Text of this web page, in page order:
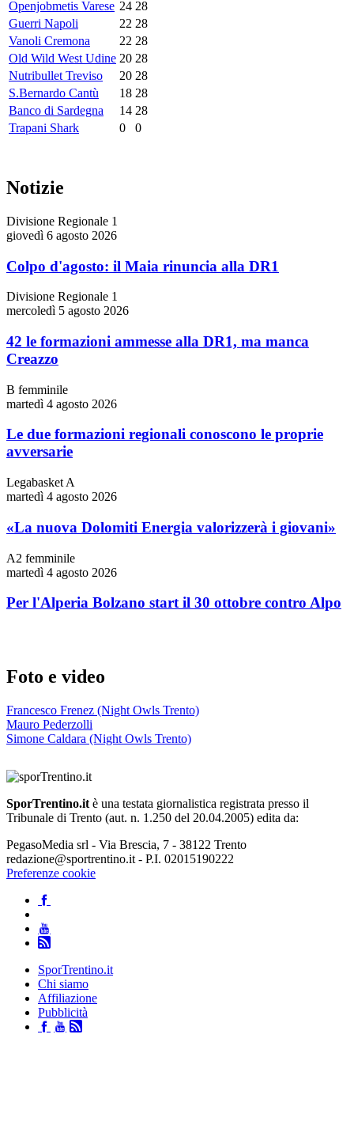
Openjobmetis Varese 24 28
Guerri Napoli
22 28
Vanoli Cremona
22 28
Old Wild West Udine 20 28
Nutribullet Treviso
20 28
S.Bernardo Cantù
18 28
Banco di Sardegna
14 28
Trapani Shark
0 0
Notizie
Divisione Regionale 1
giovedì 6 agosto 2026
Colpo d'agosto: il Maia rinuncia alla DR1
Divisione Regionale 1
mercoledì 5 agosto 2026
42 le formazioni ammesse alla DR1, ma manca
Creazzo
B femminile
martedì 4 agosto 2026
Le due formazioni regionali conoscono le proprie
avversarie
Legabasket A
martedì 4 agosto 2026
«La nuova Dolomiti Energia valorizzerà i giovani»
A2 femminile
martedì 4 agosto 2026
Per l'Alperia Bolzano start il 30 ottobre contro Alpo
Foto e video
Francesco Frenez (Night Owls Trento)
Mauro Pederzolli
Simone Caldara (Night Owls Trento)
SporTrentino.it è una testata giornalistica registrata presso il
Tribunale di Trento (aut. n. 1.250 del 20.04.2005) edita da:
PegasoMedia srl - Via Brescia, 7 - 38122 Trento
redazione@sportrentino.it - P.I. 02015190222
Preferenze cookie
SporTrentino.it
Chi siamo
Affiliazione
Pubblicità